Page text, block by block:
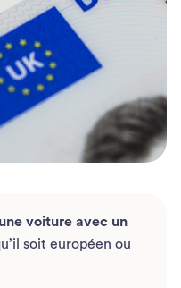
voiture avec un
soit européen ou